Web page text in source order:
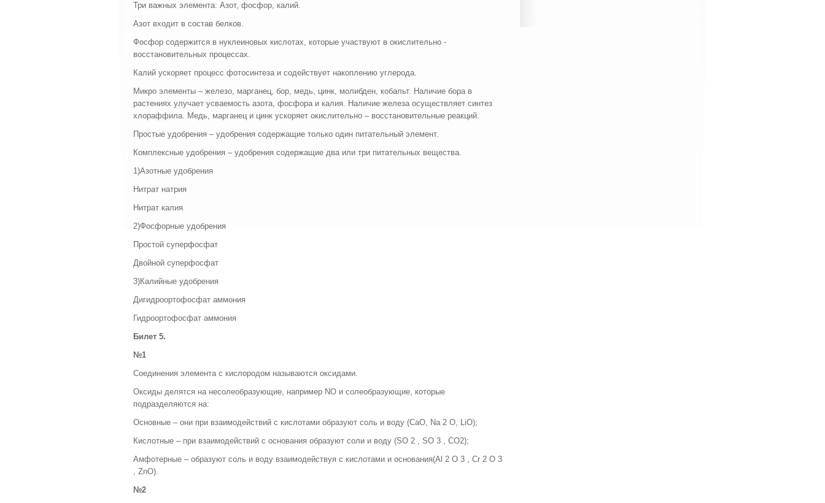
Три важных элемента: Азот, фосфор, калий.
Азот входит в состав белков.
Фосфор содержится в нуклеиновых кислотах, которые участвуют в окислительно -
восстановительных процессах.
Калий ускоряет процесс фотосинтеза и содействует накоплению углерода.
Микро элементы – железо, марганец, бор, медь, цинк, молибден, кобальт. Наличие бора в
растениях улучает усваемость азота, фосфора и калия. Наличие железа осуществляет синтез
хлораффила. Медь, марганец и цинк ускоряет окислительно – восстановительные реакций.
Простые удобрения – удобрения содержащие только один питательный элемент.
Комплексные удобрения – удобрения содержащие два или три питательных вещества.
1)Азотные удобрения
Нитрат натрия
Нитрат калия
2)Фосфорные удобрения
Простой суперфосфат
Двойной суперфосфат
3)Калийные удобрения
Дигидроортофосфат аммония
Гидроортофосфат аммония
Билет 5.
№1
Соединения элемента с кислородом называются оксидами.
Оксиды делятся на несолеобразующие, например NO и солеобразующие, которые
подразделяются на:
Основные – они при взаимодействий с кислотами образуют соль и воду (CaO, Na 2 O, LiO);
Кислотные – при взаимодействий с основания образуют соли и воду (SO 2 , SO 3 , CO2);
Амфотерные – образуют соль и воду взаимодействуя с кислотами и основания(Al 2 O 3 , Cr 2 O 3
, ZnO).
№2